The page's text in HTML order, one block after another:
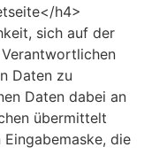
h4>
sich auf der
Daten zu
Daten dabei an
übermittelt
die